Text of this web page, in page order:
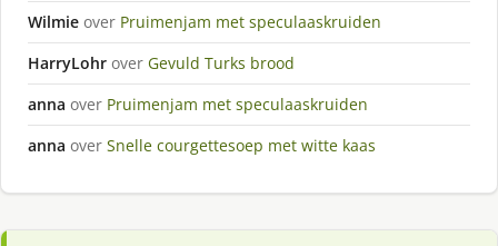
Wilmie over Pruimenjam met speculaaskruiden
HarryLohr over Gevuld Turks brood
anna over Pruimenjam met speculaaskruiden
anna over Snelle courgettesoep met witte kaas